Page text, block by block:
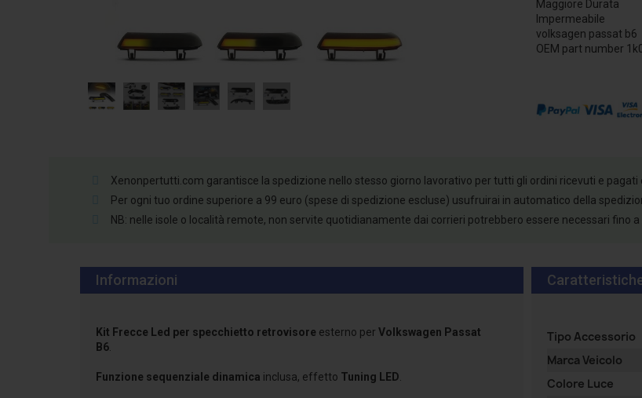
Maggiore Durata
Impermeabile
volksagen passat b6
OEM part number
Xenonpertutti.com garantisce la spedizione nello stesso giorno lavorativo per tutti gli ordini ricevuti e pagati
Per ogni tuo ordine superiore a 99 euro (spese di spedizione escluse) usufruirai in automatico della
NB: nelle isole o località remote, non servite quotidianamente dai corrieri potrebbero essere necessari fino a
Informazioni
Kit Frecce Led per specchietto retrovisore esterno per Volkswagen Passat
B6
Funzione sequenziale dinamica inclusa, effetto Tuning LED
Tipo Accessorio
Marca Veicolo
Colore Luce